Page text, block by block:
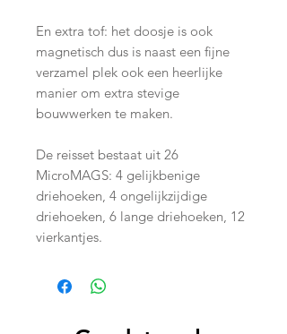
En extra tof: het doosje is ook
magnetisch dus is naast een fijne
verzamel plek ook een heerlijke
manier om extra stevige
bouwwerken te maken.
De reisset bestaat uit 26
MicroMAGS: 4 gelijkbenige
driehoeken, 4 ongelijkzijdige
driehoeken, 6 lange driehoeken, 12
vierkantjes.